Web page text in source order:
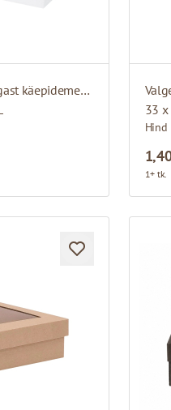
Valged paberkotid kangast käepidemetega
33 x
Hind
1+ tk.